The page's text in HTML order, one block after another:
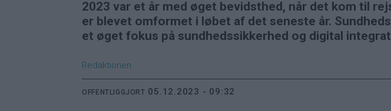
2023 var et år med øget bevidsthed, når det kom til
er blevet omformet i løbet af det seneste år.
et øget fokus på sundhedssikkerhed og digital
Redaktionen
OFFENTLIGGJORT 05.12.2023 - 09:32